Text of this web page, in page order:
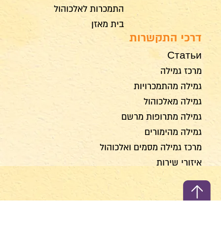
התמכרות לאלכוהול
בית מאזן
דרכי התקשרות
Статьи
מרכז גמילה
גמילה מהתמכרויות
גמילה מאלכוהול
גמילה מתרופות מרשם
גמילה מהימורים
מרכז גמילה מסמים ואלכוהול
איזורי שירות